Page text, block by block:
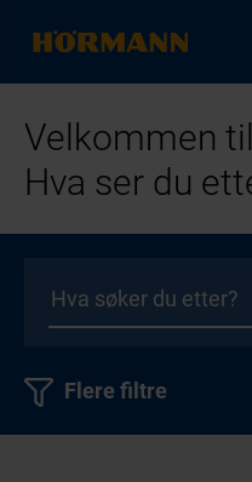
Velkommen
Hva ser du
Flere filtre